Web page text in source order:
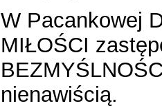
W Pacankowej
MIŁOŚCI
nienawiścią.